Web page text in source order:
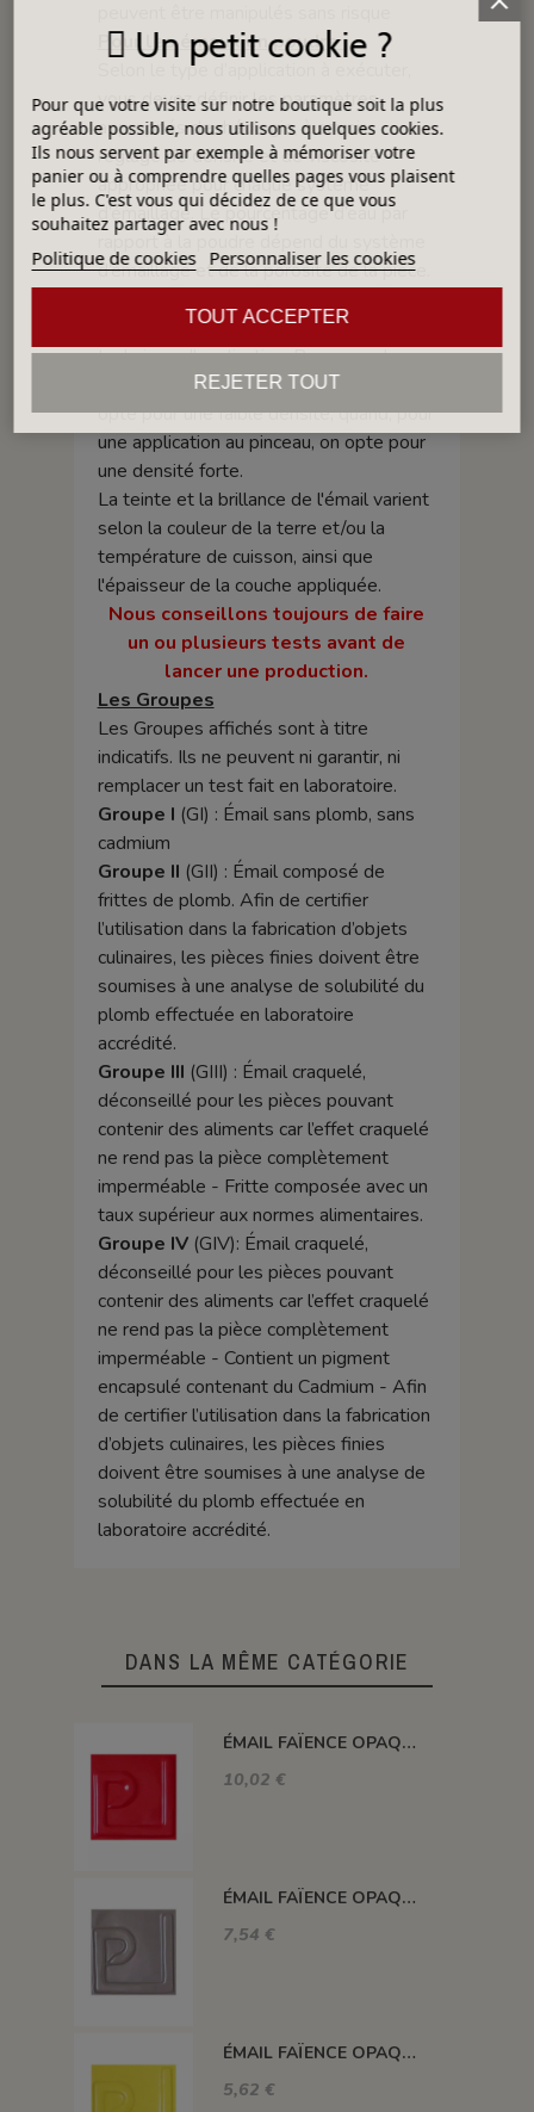
Pour les émaux en poudre :
Selon le type d’application à exécuter,
vous devez définir les paramètres
appropriés de rhéologie, à savoir :
réglage de densité et de viscosité
appropriée pour chaque système
d’émaillage. Le pourcentage d’eau par
rapport à la poudre dépend du système
d’émaillage et de la porosité de la pièce.
La densité d’un émail dépend de la
technique d'application. Par exemple,
pour une application par trempage, on
opte pour une faible densité, quand, pour
une application au pinceau, on opte pour
une densité forte.
La teinte et la brillance de l'émail varient
selon la couleur de la terre et/ou la
température de cuisson, ainsi que
l'épaisseur de la couche appliquée.
Nous conseillons toujours de faire
un ou plusieurs tests avant de
lancer une production.
Les Groupes
Les Groupes affichés sont à titre
indicatifs. Ils ne peuvent ni garantir, ni
remplacer un test fait en laboratoire.
Groupe I (GI) : Émail sans plomb, sans
cadmium
Groupe II (GII) : Émail composé de
frittes de plomb. Afin de certifier
l’utilisation dans la fabrication d’objets
culinaires, les pièces finies doivent être
soumises à une analyse de solubilité du
plomb effectuée en laboratoire
accrédité.
Groupe III (GIII) : Émail craquelé,
déconseillé pour les pièces pouvant
contenir des aliments car l’effet craquelé
ne rend pas la pièce complètement
imperméable - Fritte composée avec un
taux supérieur aux normes alimentaires.
Groupe IV(GIV): Émail craquelé,
déconseillé pour les pièces pouvant
contenir des aliments car l’effet craquelé
ne rend pas la pièce complètement
imperméable - Contient un pigment
encapsulé contenant du Cadmium - Afin
de certifier l’utilisation dans la fabrication
d’objets culinaires, les pièces finies
doivent être soumises à une analyse de
solubilité du plomb effectuée en
laboratoire accrédité.
DANS LA MÊME CATÉGORIE
ÉMAIL FAÏENCE OPAQUE SANS PLOMB MAT ROUGE TOMATE EMSP21
10,02 €
ÉMAIL FAÏENCE OPAQUE SANS PLOMB MAT GRIS MOYEN EMSP16
7,54 €
ÉMAIL FAÏENCE OPAQUE SANS PLOMB MAT JAUNE EMSP02
5,62 €
Un petit cookie ?
Pour que votre visite sur notre boutique soit la plus
agréable possible, nous utilisons quelques cookies.
Ils nous servent par exemple à mémoriser votre
panier ou à comprendre quelles pages vous plaisent
le plus. C'est vous qui décidez de ce que vous
souhaitez partager avec nous !
Politique de cookies Personnaliser les cookies
REJETER TOUT
TOUT ACCEPTER